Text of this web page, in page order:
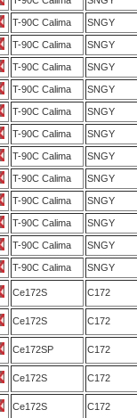
T-90C Calima SNGY
T-90C Calima SNGY
T-90C Calima SNGY
T-90C Calima SNGY
T-90C Calima SNGY
T-90C Calima SNGY
T-90C Calima SNGY
T-90C Calima SNGY
T-90C Calima SNGY
T-90C Calima SNGY
T-90C Calima SNGY
T-90C Calima SNGY
Ce172S C172
Ce172S C172
Ce172SP C172
Ce172S C172
Ce172S C172